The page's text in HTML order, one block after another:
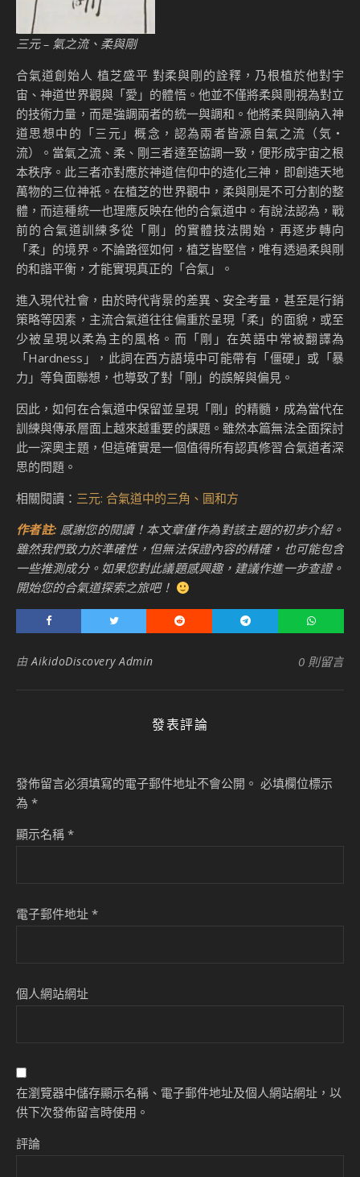
三元 – 氣之流、柔與剛
合氣道創始人 植芝盛平 對柔與剛的詮釋，乃根植於他對宇
宙、神道世界觀與「愛」的體悟。他並不僅將柔與剛視為對立
的技術力量，而是強調兩者的統一與調和。他將柔與剛納入神
道思想中的「三元」概念，認為兩者皆源自氣之流（気・
流）。當氣之流、柔、剛三者達至協調一致，便形成宇宙之根
本秩序。此三者亦對應於神道信仰中的造化三神，即創造天地
萬物的三位神祇。在植芝的世界觀中，柔與剛是不可分割的整
體，而這種統一也理應反映在他的合氣道中。有說法認為，戰
前的合氣道訓練多從「剛」的實體技法開始，再逐步轉向
「柔」的境界。不論路徑如何，植芝皆堅信，唯有透過柔與剛
的和諧平衡，才能實現真正的「合氣」。
進入現代社會，由於時代背景的差異、安全考量，甚至是行銷
策略等因素，主流合氣道往往偏重於呈現「柔」的面貌，或至
少被呈現以柔為主的風格。而「剛」在英語中常被翻譯為
「Hardness」，此詞在西方語境中可能帶有「僵硬」或「暴
力」等負面聯想，也導致了對「剛」的誤解與偏見。
因此，如何在合氣道中保留並呈現「剛」的精髓，成為當代在
訓練與傳承層面上越來越重要的課題。雖然本篇無法全面探討
此一深奧主題，但這確實是一個值得所有認真修習合氣道者深
思的問題。
相關閱讀： 三元: 合氣道中的三角、圓和方
作者註: 感謝您的閱讀！本文章僅作為對該主題的初步介紹。
雖然我們致力於準確性，但無法保證內容的精確，也可能包含
一些推測成分。如果您對此議題感興趣，建議作進一步查證。
開始您的合氣道探索之旅吧！
由AikidoDiscovery Admin 0 則留言
發表評論
發佈留言必須填寫的電子郵件地址不會公開。 必填欄位標示
為 *
顯示名稱 *
電子郵件地址 *
個人網站網址
在瀏覽器中儲存顯示名稱、電子郵件地址及個人網站網址，以
供下次發佈留言時使用。
評論